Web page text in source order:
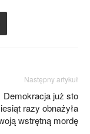
Następny artykuł
Demokracja już sto
razy obnażyła
wstrętną mordę